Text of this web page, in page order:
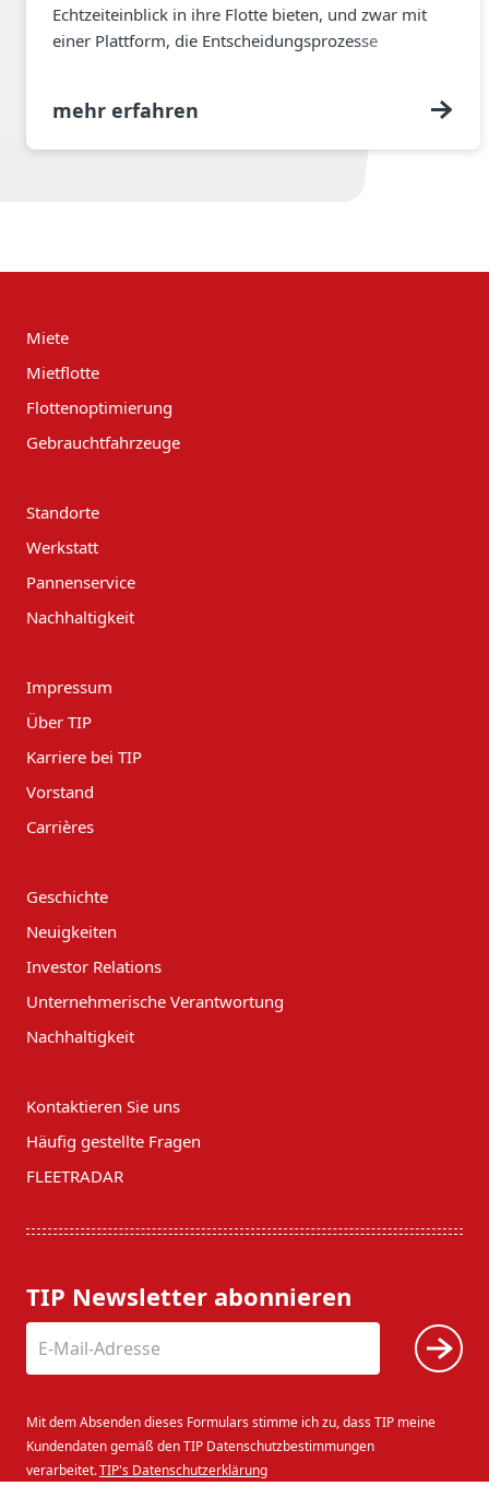
Echtzeiteinblick in ihre Flotte bieten, und zwar mit
einer Plattform, die Entscheidungsprozesse
mehr erfahren
Miete
Mietflotte
Flottenoptimierung
Gebrauchtfahrzeuge
Standorte
Werkstatt
Pannenservice
Nachhaltigkeit
Impressum
Über TIP
Karriere bei TIP
Vorstand
Carrières
Geschichte
Neuigkeiten
Investor Relations
Unternehmerische Verantwortung
Nachhaltigkeit
Kontaktieren Sie uns
Häufig gestellte Fragen
FLEETRADAR
TIP Newsletter abonnieren
Mit dem Absenden dieses Formulars stimme ich zu, dass TIP meine
Kundendaten gemäß den TIP Datenschutzbestimmungen
verarbeitet.TIP's Datenschutzerklärung